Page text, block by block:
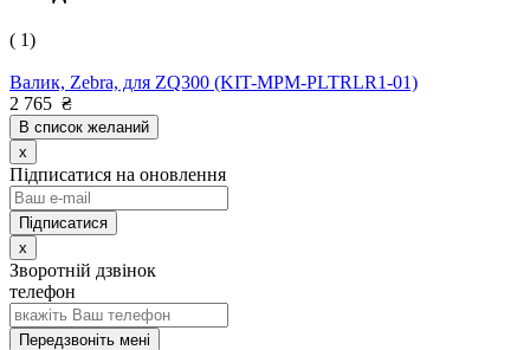
( 1)
Валик, Zebra, для ZQ300 (KIT-MPM-PLTRLR1-01)
2 765 ₴
В список желаний
x
Підписатися на оновлення
x
Зворотній дзвінок
телефон
Передзвоніть мені